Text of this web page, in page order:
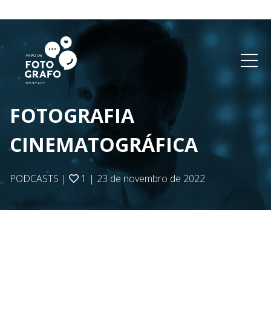
FOTOGRAFIA
CINEMATOGRÁFICA
PODCASTS | 1 | 23 de novembro de 2022